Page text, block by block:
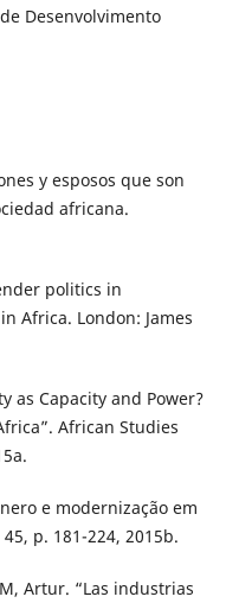
Desenvolvimento
y esposos que son
africana.
politics in
Africa. London: James
as Capacity and Power?
African Studies
e modernização em
p. 181-224, 2015b.
Artur. “Las industrias